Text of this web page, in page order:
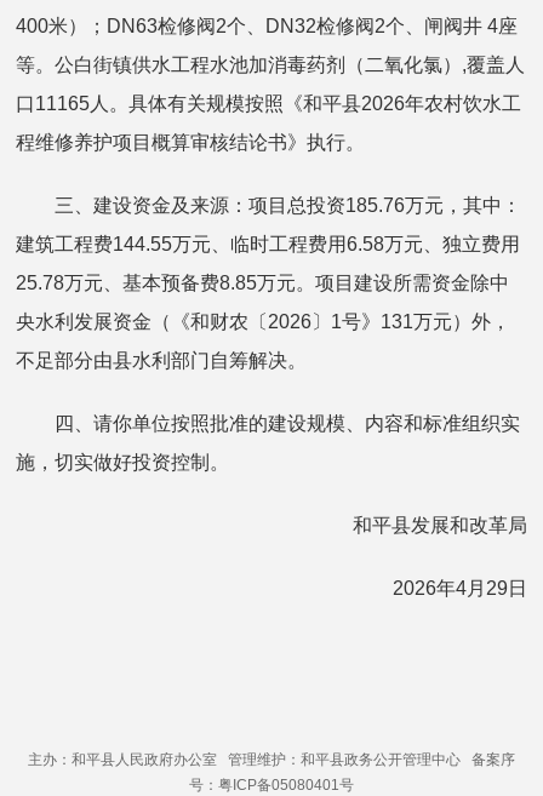
400米）；DN63检修阀2个、DN32检修阀2个、闸阀井 4座
等。公白街镇供水工程水池加消毒药剂（二氧化氯）,覆盖人
口11165人。具体有关规模按照《和平县2026年农村饮水工
程维修养护项目概算审核结论书》执行。
三、建设资金及来源：项目总投资185.76万元，其中：
建筑工程费144.55万元、临时工程费用6.58万元、独立费用
25.78万元、基本预备费8.85万元。项目建设所需资金除中
央水利发展资金（《和财农〔2026〕1号》131万元）外，
不足部分由县水利部门自筹解决。
四、请你单位按照批准的建设规模、内容和标准组织实
施，切实做好投资控制。
和平县发展和改革局
2026年4月29日
主办：和平县人民政府办公室 管理维护：和平县政务公开管理中心 备案序
号：粤ICP备05080401号